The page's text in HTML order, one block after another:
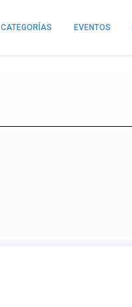
CATEGORÍAS EVENTOS